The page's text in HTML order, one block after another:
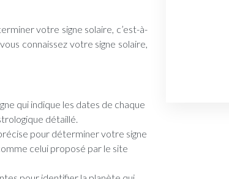
votre signe solaire, c’est-à-
connaissez votre signe solaire,
qui indique les dates de chaque
détaillé.
pour déterminer votre signe
celui proposé par le site